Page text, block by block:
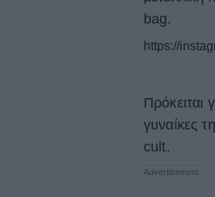
bag.
https://
Πρόκειται
γυναίκες
cult.